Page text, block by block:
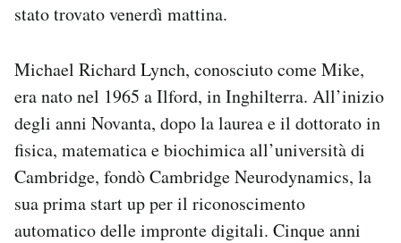
stato trovato venerdì mattina.
Michael Richard Lynch, conosciuto come Mike,
era nato nel 1965 a Ilford, in Inghilterra. All’inizio
degli anni Novanta, dopo la laurea e il dottorato in
fisica, matematica e biochimica all’università di
Cambridge, fondò Cambridge Neurodynamics, la
sua prima start up per il riconoscimento
automatico delle impronte digitali. Cinque anni